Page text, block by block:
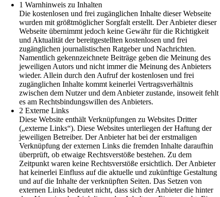
1 Warnhinweis zu Inhalten
Die kostenlosen und frei zugänglichen Inhalte dieser Webseite
wurden mit größtmöglicher Sorgfalt erstellt. Der Anbieter dieser
Webseite übernimmt jedoch keine Gewähr für die Richtigkeit
und Aktualität der bereitgestellten kostenlosen und frei
zugänglichen journalistischen Ratgeber und Nachrichten.
Namentlich gekennzeichnete Beiträge geben die Meinung des
jeweiligen Autors und nicht immer die Meinung des Anbieters
wieder. Allein durch den Aufruf der kostenlosen und frei
zugänglichen Inhalte kommt keinerlei Vertragsverhältnis
zwischen dem Nutzer und dem Anbieter zustande, insoweit fehlt
es am Rechtsbindungswillen des Anbieters.
2 Externe Links
Diese Website enthält Verknüpfungen zu Websites Dritter
(„externe Links“). Diese Websites unterliegen der Haftung der
jeweiligen Betreiber. Der Anbieter hat bei der erstmaligen
Verknüpfung der externen Links die fremden Inhalte daraufhin
überprüft, ob etwaige Rechtsverstöße bestehen. Zu dem
Zeitpunkt waren keine Rechtsverstöße ersichtlich. Der Anbieter
hat keinerlei Einfluss auf die aktuelle und zukünftige Gestaltung
und auf die Inhalte der verknüpften Seiten. Das Setzen von
externen Links bedeutet nicht, dass sich der Anbieter die hinter